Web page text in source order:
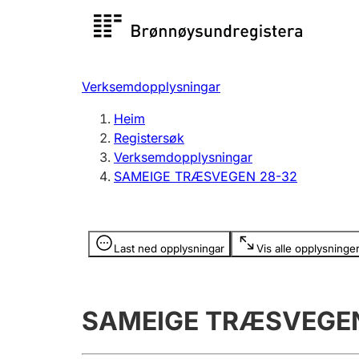
Registersøk
Registrere, endre, slette
Verksemdopplysningar
Heim
Registersøk
Verksemdopplysningar
SAMEIGE TRÆSVEGEN 28-32
Last ned opplysningar Vis alle opplysninger
Opplysninger er skjult
SAMEIGE